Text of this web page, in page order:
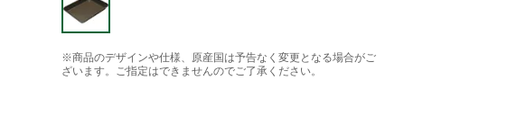
※商品のデザインや仕様、原産国は予告なく変更となる場合がご
ざいます。ご指定はできませんのでご了承ください。